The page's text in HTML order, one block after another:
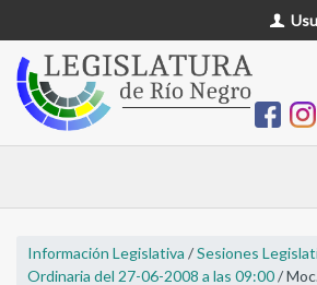
Información Legislativa /Sesiones
Ordinaria del 27-06-2008 a las 09:00/